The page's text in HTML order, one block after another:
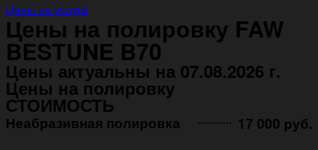
Цены на услуги
Цены на полировку FAW
BESTUNE B70
Цены актуальны на 07.08.2026 г.
Цены на полировку
СТОИМОСТЬ
Неабразивная полировка ㅤㅤㅤㅤ ㅤㅤㅤㅤ ㅤㅤㅤ 17 000 руб.